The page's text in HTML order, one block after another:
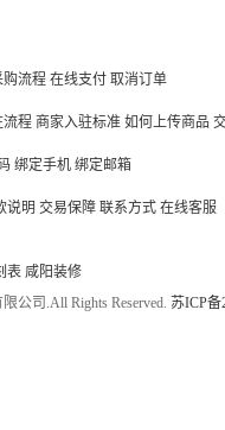
购流程 在线支付 取消订单
流程 商家入驻标准 如何上传商品
绑定手机 绑定邮箱
说明 交易保障 联系方式 在线客服
表 咸阳装修
公司.All Rights Reserved. 苏ICP备